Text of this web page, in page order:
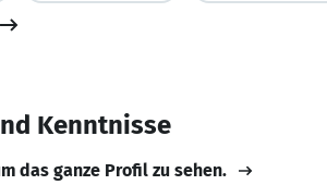
Kenntnisse
das ganze Profil zu sehen.